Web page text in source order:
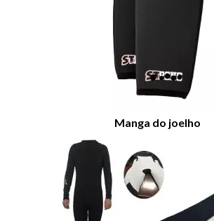
Manga do joelho